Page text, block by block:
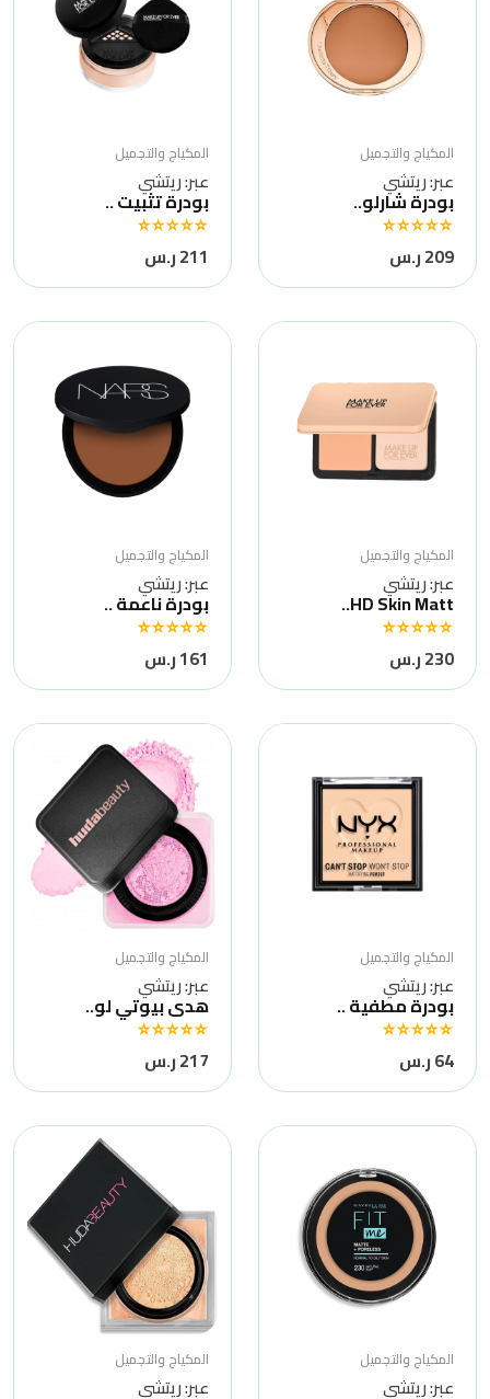
المكياج والتجميل
عبر: ريتشي
بودرة شارلو..
209 ر.س
المكياج والتجميل
عبر: ريتشي
بودرة تثبيت ..
211 ر.س
المكياج والتجميل
عبر: ريتشي
HD Skin Matt..
230 ر.س
المكياج والتجميل
عبر: ريتشي
بودرة ناعمة ..
161 ر.س
المكياج والتجميل
عبر: ريتشي
بودرة مطفية ..
64 ر.س
المكياج والتجميل
عبر: ريتشي
هدى بيوتي لو..
217 ر.س
المكياج والتجميل
عبر: ريتشي
المكياج والتجميل
عبر: ريتشي